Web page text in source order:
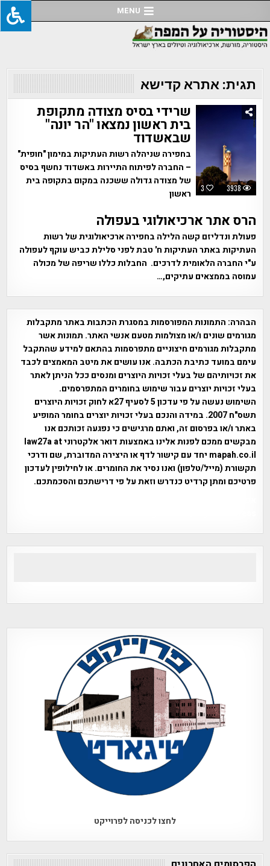
to
content
MENU
תגית:אתרא קדישא
3 3938
שרידי בסיס מצודה מתקופת
בית ראשון נמצאו "הר יונה"
שבאשדוד
בחפירה שניהלה רשות העתיקות במימון "חופית"
– החברה לפיתוח התיירות באשדוד נחשף בסיס
של מצודה גדולה ששכנה במקום בתקופה בית
ראשון
הרס אתר ארכיאולוגי בעפולה
פעולת ונדליזם קשה הלילה בחפירה ארכיאולוגית של רשות
העתיקות באתר העתיקות ח' טבת לפני סלילת כביש עוקף לעפולה
ע"י החברה הלאומית לדרכים. החבלות כללו שריפה של מכולה
עמוסה בממצאים עתיקים,…
הבהרה: התמונות המפורסמות במסגרת הכתבות באתר מתקבלות
מגורמים שונים ו/או מצולמות מטעם אנשי האתר. תמונות אשר
מתקבלות מגורמים חיצוניים מתפרסמות בהתאם למידע שהתקבל
עימם במועד כתיבת הכתבה. אנו עושים את מיטב המאמצים לכבד
את זכויותיהם של בעלי זכויות היוצרים ומנסים ככל הניתן לאתר
בעלי זכויות יוצרים עבור שימוש בחומרים המתפרסמים.
השימוש נעשה על פי עדכון 5 לסעיף 27א לחוק זכויות היוצרים
תשס"ח 2007. במידה והנכם בעלי זכויות יוצרים בחומר המופיע
באתר ו/או בפרסום זה, ואתם מרגישים כי נפגעה זכותכם אנו
מבקשים ממכם לפנות אלינו באמצעות דואר אלקטרוני law27a at
mapah.co.il יחד עם קישור לדף או היצירה המדוברת, שם ודרכי
תקשורת (מייל/טלפון) ואנו נסיר את החומרים. או לחילופין לעדכון
פרטיכם ומתן קרדיט כנדרש וזאת על פי דרישתכם והסכמתכם.
לחצו לכניסה לפרוייקט